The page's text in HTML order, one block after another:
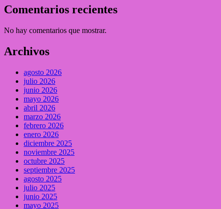
Comentarios recientes
No hay comentarios que mostrar.
Archivos
agosto 2026
julio 2026
junio 2026
mayo 2026
abril 2026
marzo 2026
febrero 2026
enero 2026
diciembre 2025
noviembre 2025
octubre 2025
septiembre 2025
agosto 2025
julio 2025
junio 2025
mayo 2025